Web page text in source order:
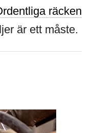
räcken
är ett måste.